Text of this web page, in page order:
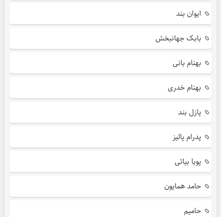
ایوان بند
بابک جهانبخش
بهنام بانی
بهنام خدری
پازل بند
پدرام پالیز
پویا بیاتی
حامد همایون
حامیم